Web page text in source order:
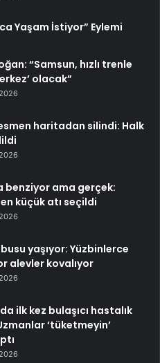
Yaşam İstiyor” Eylemi
“Samsun, hızlı trenle
olacak”
haritadan silindi: Halk
benziyor ama gerçek:
küçük atı seçildi
yaşıyor: Yüzbinlerce
alevler kovalıyor
ilk kez bulaşıcı hastalık
‘tüketmeyin’